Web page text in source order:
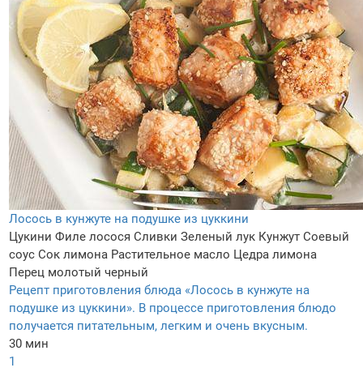
Лосось в кунжуте на подушке из цуккини
Цукини Филе лосося Сливки Зеленый лук Кунжут Соевый
соус Сок лимона Растительное масло Цедра лимона
Перец молотый черный
Рецепт приготовления блюда «Лосось в кунжуте на
подушке из цуккини». В процессе приготовления блюдо
получается питательным, легким и очень вкусным.
30 мин
1